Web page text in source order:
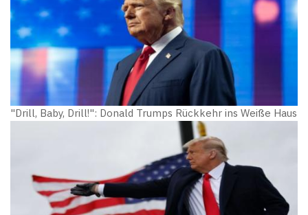
"Drill, Baby, Drill!": Donald Trumps Rückkehr ins Weiße Haus